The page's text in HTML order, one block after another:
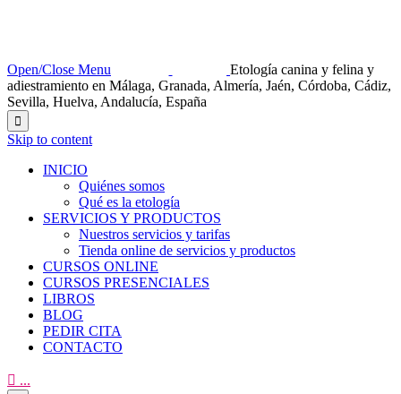
Open/Close Menu
Etología canina y felina y
adiestramiento en Málaga, Granada, Almería, Jaén, Córdoba, Cádiz,
Sevilla, Huelva, Andalucía, España

Skip to content
INICIO
Quiénes somos
Qué es la etología
SERVICIOS Y PRODUCTOS
Nuestros servicios y tarifas
Tienda online de servicios y productos
CURSOS ONLINE
CURSOS PRESENCIALES
LIBROS
BLOG
PEDIR CITA
CONTACTO
 ...